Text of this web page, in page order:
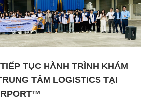
TỤC HÀNH TRÌNH KHÁM
TÂM LOGISTICS TẠI